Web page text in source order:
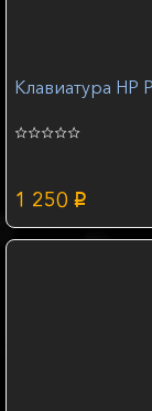
Клавиатура HP
1 250 p